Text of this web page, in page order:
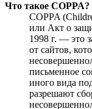
Что такое COPPA?
COPPA
или Акт о
1998 г. — это
от сайтов,
письменное
иного вида
разрешают